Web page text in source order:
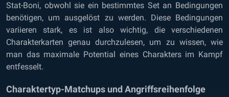
Stat-Boni, obwohl sie ein bestimmtes Set an Bedingungen
benötigen, um ausgelöst zu werden. Diese Bedingungen
variieren stark, es ist also wichtig, die verschiedenen
Charakterkarten genau durchzulesen, um zu wissen, wie
man das maximale Potential eines Charakters im Kampf
entfesselt.
Charaktertyp-Matchups und Angriffsreihenfolge